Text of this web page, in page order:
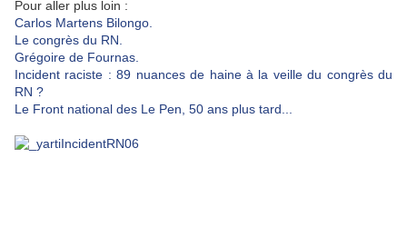
Pour aller plus loin :
Carlos Martens Bilongo.
Le congrès du RN.
Grégoire de Fournas.
Incident raciste : 89 nuances de haine à la veille du congrès du
RN ?
Le Front national des Le Pen, 50 ans plus tard...